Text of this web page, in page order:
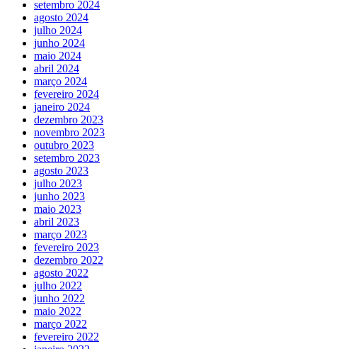
setembro 2024
agosto 2024
julho 2024
junho 2024
maio 2024
abril 2024
março 2024
fevereiro 2024
janeiro 2024
dezembro 2023
novembro 2023
outubro 2023
setembro 2023
agosto 2023
julho 2023
junho 2023
maio 2023
abril 2023
março 2023
fevereiro 2023
dezembro 2022
agosto 2022
julho 2022
junho 2022
maio 2022
março 2022
fevereiro 2022